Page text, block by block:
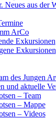
Neues aus der
ArCo
Exkursionen
Exkursionen
des Jungen
und aktuelle
– Team
– Mappe
– Videos